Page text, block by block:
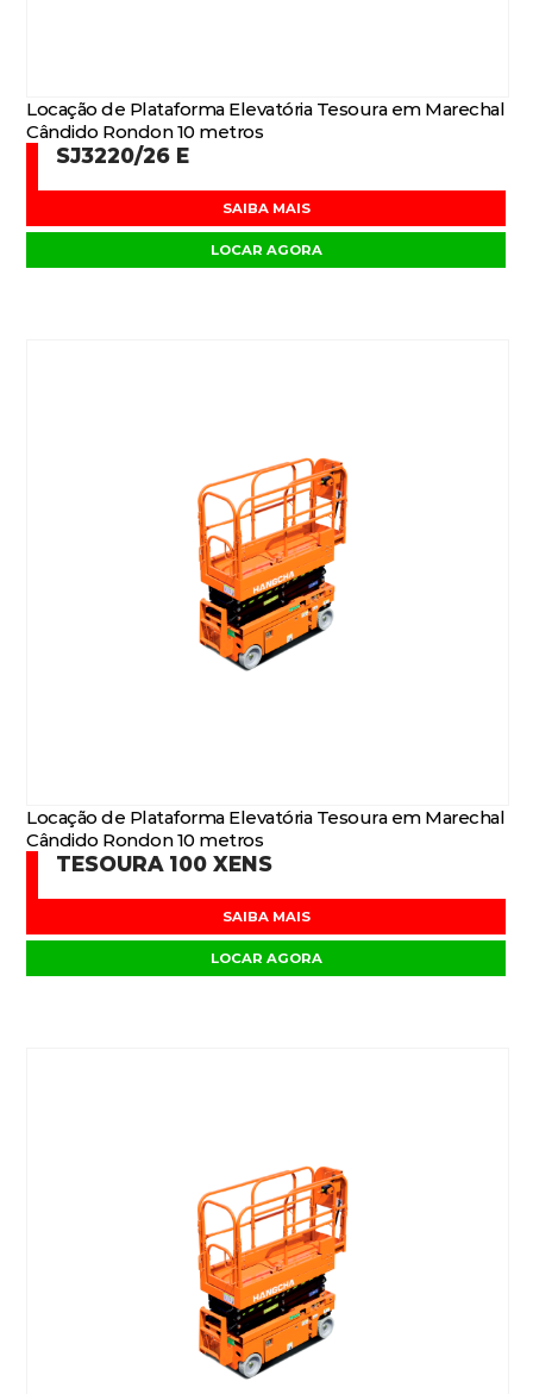
Locação de Plataforma Elevatória Tesoura em Marechal
Cândido Rondon 10 metros
SJ3220/26 E
SAIBA MAIS
LOCAR AGORA
Locação de Plataforma Elevatória Tesoura em Marechal
Cândido Rondon 10 metros
TESOURA 100 XENS
SAIBA MAIS
LOCAR AGORA